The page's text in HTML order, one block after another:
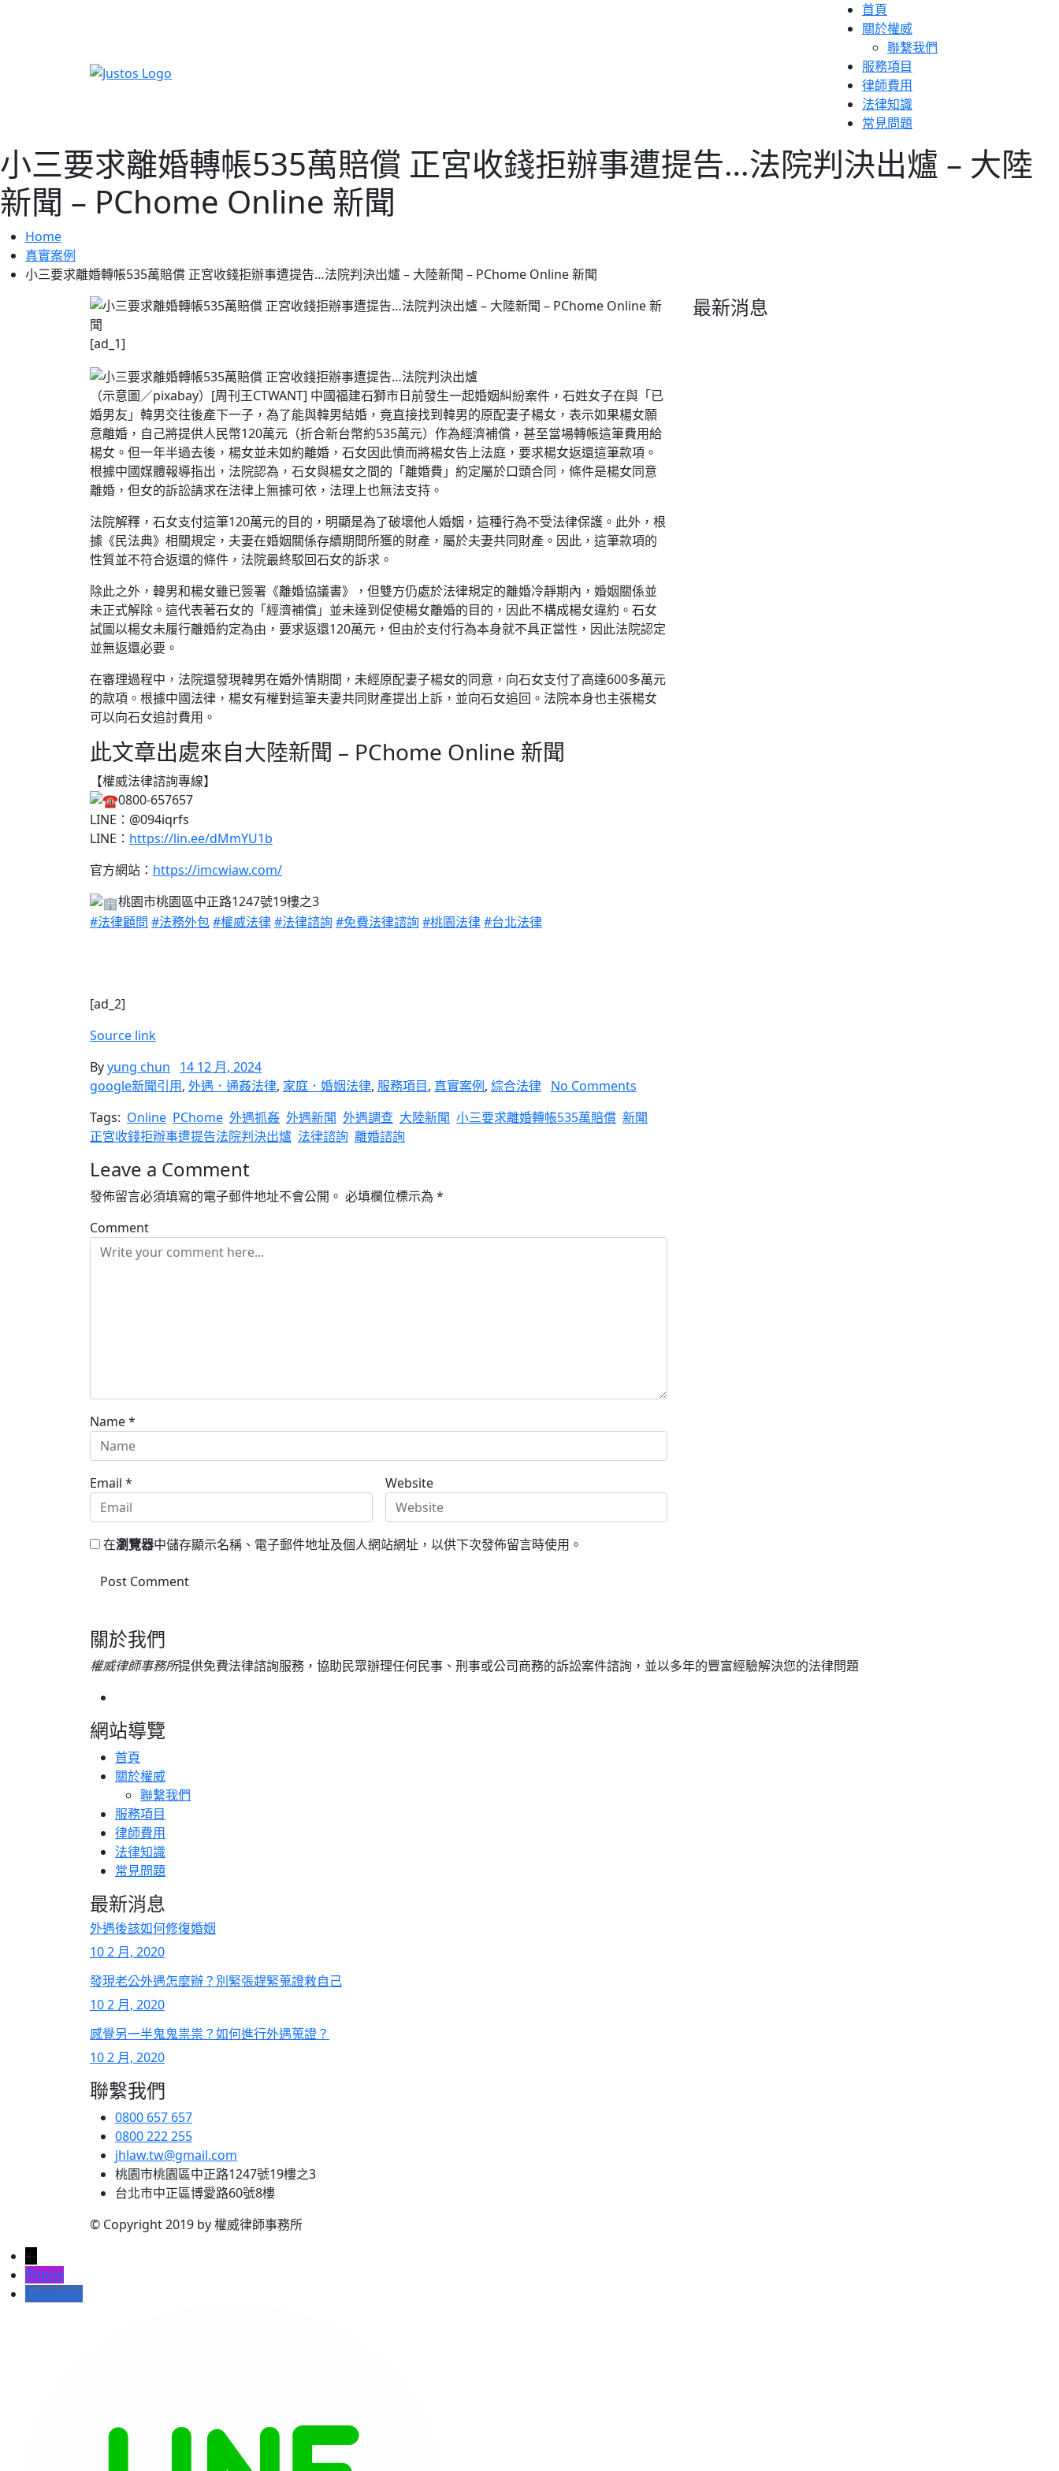
首頁
關於權威
聯繫我們
服務項目
律師費用
法律知識
常見問題
小三要求離婚轉帳535萬賠償 正宮收錢拒辦事遭提告…法院判決出爐 – 大陸
新聞 – PChome Online 新聞
Home
真實案例
小三要求離婚轉帳535萬賠償 正宮收錢拒辦事遭提告…法院判決出爐 – 大陸新聞 – PChome Online 新聞
[ad_1]
（示意圖／pixabay）[周刊王CTWANT] 中國福建石獅市日前發生一起婚姻糾紛案件，石姓女子在與「已
婚男友」韓男交往後產下一子，為了能與韓男結婚，竟直接找到韓男的原配妻子楊女，表示如果楊女願
意離婚，自己將提供人民幣120萬元（折合新台幣約535萬元）作為經濟補償，甚至當場轉帳這筆費用給
楊女。但一年半過去後，楊女並未如約離婚，石女因此憤而將楊女告上法庭，要求楊女返還這筆款項。
根據中國媒體報導指出，法院認為，石女與楊女之間的「離婚費」約定屬於口頭合同，條件是楊女同意
離婚，但女的訴訟請求在法律上無據可依，法理上也無法支持。
法院解釋，石女支付這筆120萬元的目的，明顯是為了破壞他人婚姻，這種行為不受法律保護。此外，根
據《民法典》相關規定，夫妻在婚姻關係存續期間所獲的財產，屬於夫妻共同財產。因此，這筆款項的
性質並不符合返還的條件，法院最終駁回石女的訴求。
除此之外，韓男和楊女雖已簽署《離婚協議書》，但雙方仍處於法律規定的離婚冷靜期內，婚姻關係並
未正式解除。這代表著石女的「經濟補償」並未達到促使楊女離婚的目的，因此不構成楊女違約。石女
試圖以楊女未履行離婚約定為由，要求返還120萬元，但由於支付行為本身就不具正當性，因此法院認定
並無返還必要。
在審理過程中，法院還發現韓男在婚外情期間，未經原配妻子楊女的同意，向石女支付了高達600多萬元
的款項。根據中國法律，楊女有權對這筆夫妻共同財產提出上訴，並向石女追回。法院本身也主張楊女
可以向石女追討費用。
此文章出處來自大陸新聞 – PChome Online 新聞
【權威法律諮詢專線】
0800-657657
LINE：@094iqrfs
LINE： https://lin.ee/dMmYU1b
官方網站： https://imcwiaw.com/
桃園市桃園區中正路1247號19樓之3
#法律顧問 #法務外包#權威法律#法律諮詢 #免費法律諮詢 #桃園法律#台北法律
[ad_2]
Source link
Byyung chun
14 12 月, 2024
google新聞引用, 外遇．通姦法律, 家庭．婚姻法律, 服務項目, 真實案例, 綜合法律 No Comments
Tags: Online PChome 外遇抓姦 外遇新聞 外遇調查 大陸新聞 小三要求離婚轉帳535萬賠償 新聞
正宮收錢拒辦事遭提告法院判決出爐 法律諮詢 離婚諮詢
Leave a Comment
發佈留言必須填寫的電子郵件地址不會公開。 必填欄位標示為 *
Comment
Name*
Email * Website
在瀏覽器中儲存顯示名稱、電子郵件地址及個人網站網址，以供下次發佈留言時使用。
最新消息
關於我們
權威律師事務所提供免費法律諮詢服務，協助民眾辦理任何民事、刑事或公司商務的訴訟案件諮詢，並以多年的豐富經驗解決您的法律問題
網站導覽
首頁
關於權威
聯繫我們
服務項目
律師費用
法律知識
常見問題
最新消息
外遇後該如何修復婚姻
10 2 月, 2020
發現老公外遇怎麼辦？別緊張趕緊蒐證救自己
10 2 月, 2020
感覺另一半鬼鬼祟祟？如何進行外遇蒐證？
10 2 月, 2020
聯繫我們
0800 657 657
0800 222 255
jhlaw.tw@gmail.com
桃園市桃園區中正路1247號19樓之3
台北市中正區博愛路60號8樓
© Copyright 2019 by 權威律師事務所
←
Phone
Facebook